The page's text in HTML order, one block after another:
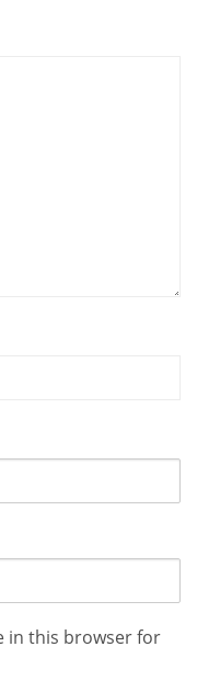
in this browser for